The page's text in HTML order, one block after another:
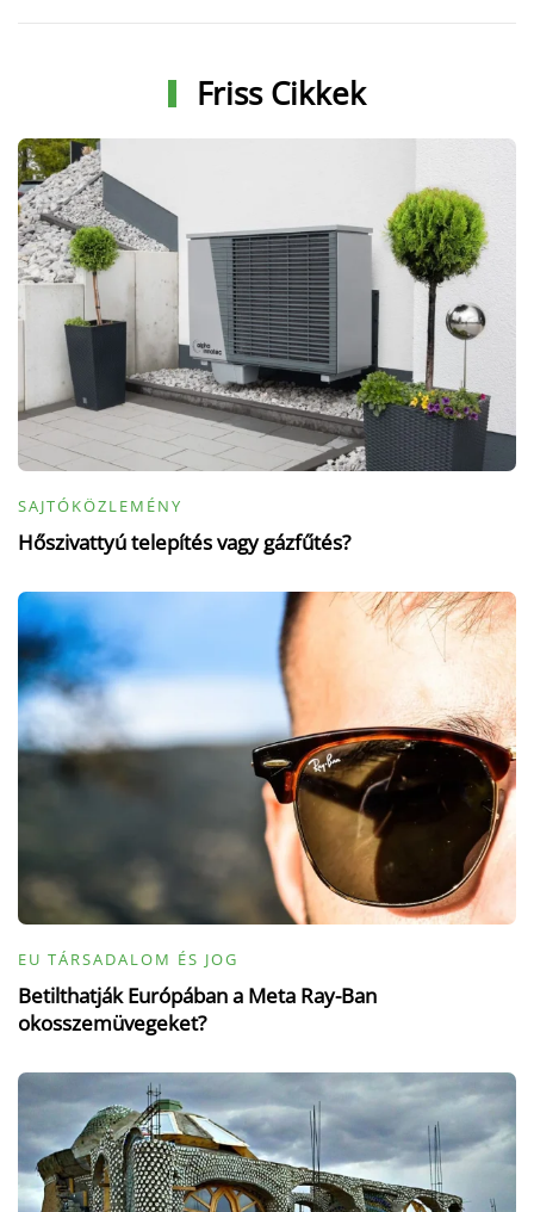
Friss Cikkek
SAJTÓKÖZLEMÉNY
Hőszivattyú telepítés vagy gázfűtés?
EU TÁRSADALOM ÉS JOG
Betilthatják Európában a Meta Ray-Ban
okosszemüvegeket?